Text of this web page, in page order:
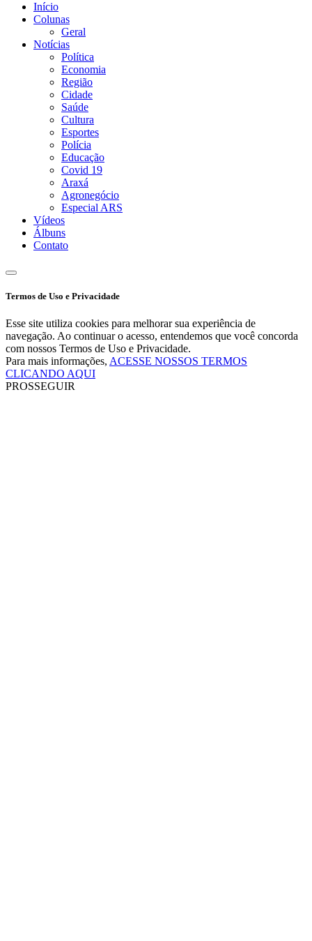
Início
Colunas
Geral
Notícias
Política
Economia
Região
Cidade
Saúde
Cultura
Esportes
Polícia
Educação
Covid 19
Araxá
Agronegócio
Especial ARS
Vídeos
Álbuns
Contato
Termos de Uso e Privacidade
Esse site utiliza cookies para melhorar sua experiência de
navegação. Ao continuar o acesso, entendemos que você concorda
com nossos Termos de Uso e Privacidade.
Para mais informações, ACESSE NOSSOS TERMOS
CLICANDO AQUI
PROSSEGUIR